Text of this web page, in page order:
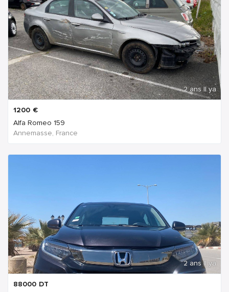
2 ans Il ya
1200 €
Alfa Romeo 159
Annemasse, France
2 ans Il ya
88000 DT